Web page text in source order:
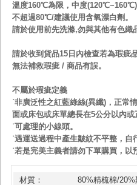
溫度160℃為限，中度
不超過80℃/建議使用含氧漂白劑。
請於使用前先洗滌,勿與其他有色織
請於收到貨品15日內檢查若為瑕疵
無法補救瑕疵 / 商品有誤。
不屬於瑕疵定義
˙非廣泛性之紅藍綠絲(異纖)，正常
面或床包或床單總長在5公分以內或
˙可處理的小線頭。
˙遇運送過程中產生皺紋不平整，自
˙若是完美主義者請勿下單購買，以
材質： 80%精梳棉/